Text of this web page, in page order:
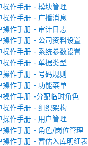
操作手册 - 模块管理
操作手册 - 广播消息
操作手册 - 审计日志
操作手册 - 公司资料设置
操作手册 - 系统参数设置
操作手册 - 单据类型
操作手册 - 号码规则
操作手册 - 功能菜单
操作手册 -分配临时角色
操作手册 - 组织架构
操作手册 - 用户管理
操作手册 - 角色/岗位管理
操作手册 - 暂估入库明细表